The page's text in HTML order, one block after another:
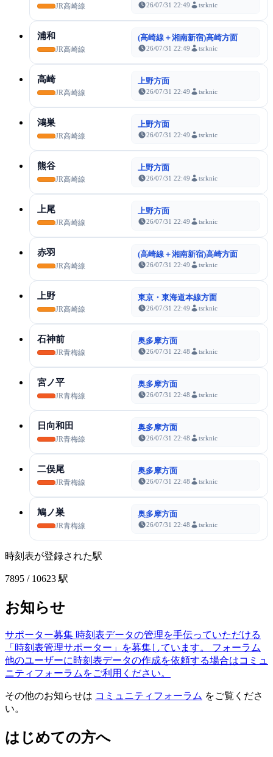
JR高崎線 26/07/31 22:49 tsrknic
浦和
JR高崎線
(高崎線＋湘南新宿)高崎方面
26/07/31 22:49 tsrknic
高崎
JR高崎線
上野方面
26/07/31 22:49 tsrknic
鴻巣
JR高崎線
上野方面
26/07/31 22:49 tsrknic
熊谷
JR高崎線
上野方面
26/07/31 22:49 tsrknic
上尾
JR高崎線
上野方面
26/07/31 22:49 tsrknic
赤羽
JR高崎線
(高崎線＋湘南新宿)高崎方面
26/07/31 22:49 tsrknic
上野
JR高崎線
東京・東海道本線方面
26/07/31 22:49 tsrknic
石神前
JR青梅線
奥多摩方面
26/07/31 22:48 tsrknic
宮ノ平
JR青梅線
奥多摩方面
26/07/31 22:48 tsrknic
日向和田
JR青梅線
奥多摩方面
26/07/31 22:48 tsrknic
二俣尾
JR青梅線
奥多摩方面
26/07/31 22:48 tsrknic
鳩ノ巣
JR青梅線
奥多摩方面
26/07/31 22:48 tsrknic
時刻表が登録された駅
7895 / 10623 駅
お知らせ
サポーター募集 時刻表データの管理を手伝っていただける
「時刻表管理サポーター」を募集しています。
フォーラム
他のユーザーに時刻表データの作成を依頼する場合はコミュ
ニティフォーラムをご利用ください。
その他のお知らせは コミュニティフォーラム をご覧くださ
い。
はじめての方へ